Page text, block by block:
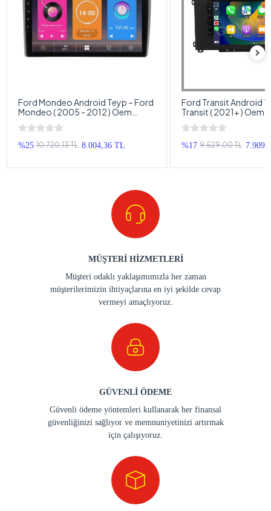
Ford Mondeo Android Teyp – Ford
Mondeo ( 2005 - 2012 ) Oem
Android Multimedya – Ford
Mondeo Android Double Teyp
%25 10.720,13 TL 8.004,36 TL
Ford Transit Android
Transit ( 2021+ ) Oem
Multimedya – Ford
Double Teyp
%17 9.529,00 TL
MÜŞTERİ HİZMETLERİ
Müşteri odaklı yaklaşımımızla her zaman
müşterilerimizin ihtiyaçlarına en iyi şekilde cevap
vermeyi amaçlıyoruz.
GÜVENLİ ÖDEME
Güvenli ödeme yöntemleri kullanarak her finansal
güvenliğinizi sağlıyor ve memnuniyetinizi artırmak
için çalışıyoruz.